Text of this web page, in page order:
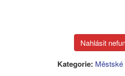
Kategorie: